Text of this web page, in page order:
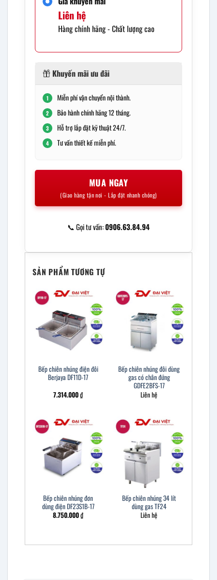
Liên hệ
Hàng chính hãng - Chất lượng cao
Khuyến mãi ưu đãi
1 Miễn phí vận chuyển nội thành.
2 Bảo hành chính hãng 12 tháng.
3 Hỗ trợ lắp đặt kỹ thuật 24/7.
4 Tư vấn thiết kế miễn phí.
MUA NGAY
(Giao hàng tận nơi - Lắp đặt nhanh chóng)
📞 Gọi tư vấn:0906.63.84.94
SẢN PHẨM TƯƠNG TỰ
Bếp chiên nhúng điện đôi
Berjaya DF11D-17
7.314.000₫
Bếp chiên nhúng đôi dùng
gas có chân đứng
GDFE2BFS-17
Liên hệ
Bếp chiên nhúng đơn
dùng điện DF23S1B-17
8.750.000₫
Bếp chiên nhúng 34 lít
dùng gas TF24
Liên hệ